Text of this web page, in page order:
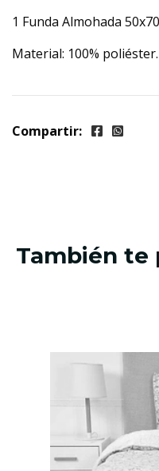
1 Funda Almohada
Material: 100% poliéster.
Compartir:
También te